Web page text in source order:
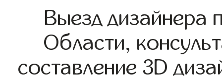
Выезд дизайнера
Области,
составление 3D